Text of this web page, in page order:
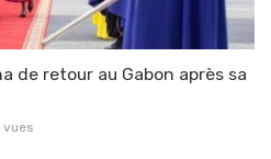
de retour au Gabon après sa
vues